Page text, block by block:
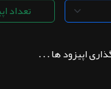
تعداد
اپیزود ها . . .